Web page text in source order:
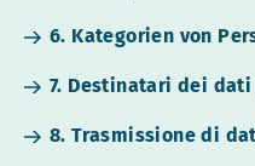
6. Kategorien von
7. Destinatari dei
8. Trasmissione di